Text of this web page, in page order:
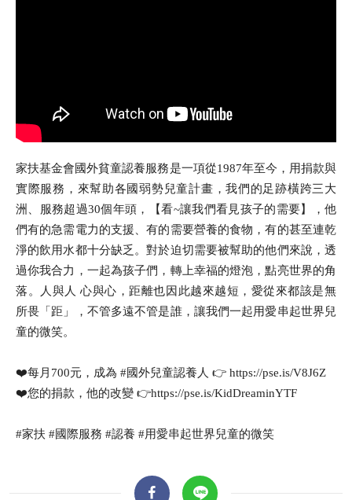
全文檢索
家扶基金會國外貧童認養服務是一項從1987年至今，用捐款與
實際服務，來幫助各國弱勢兒童計畫，我們的足跡橫跨三大
洲、服務超過30個年頭，【看~讓我們看見孩子的需要】，他
們有的急需電力的支援、有的需要營養的食物，有的甚至連乾
淨的飲用水都十分缺乏。對於迫切需要被幫助的他們來說，透
過你我合力，一起為孩子們，轉上幸福的燈泡，點亮世界的角
落。人與人 心與心，距離也因此越來越短，愛從來都該是無
所畏「距」，不管多遠不管是誰，讓我們一起用愛串起世界兒
童的微笑。
❤️每月700元，成為 #國外兒童認養人 👉 https://pse.is/V8J6Z
❤️您的捐款，他的改變 👉https://pse.is/KidDreaminYTF
#家扶 #國際服務 #認養 #用愛串起世界兒童的微笑